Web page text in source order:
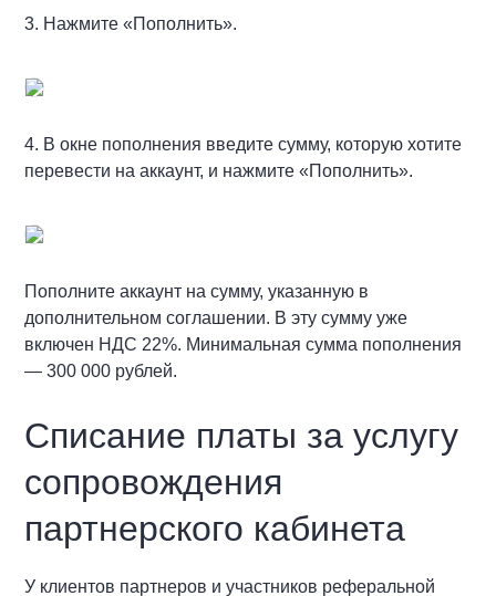
3. Нажмите «Пополнить».
4. В окне пополнения введите сумму, которую хотите
перевести на аккаунт, и нажмите «Пополнить».
Пополните аккаунт на сумму, указанную в
дополнительном соглашении. В эту сумму уже
включен НДС 22%. Минимальная сумма пополнения
— 300 000 рублей.
Списание платы за услугу
сопровождения
партнерского кабинета
У клиентов партнеров и участников реферальной